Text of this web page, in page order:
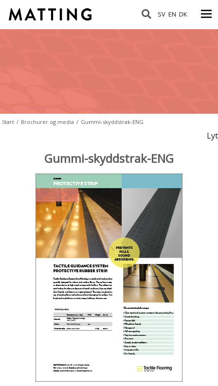
SV EN DK
Start / Brochurer og media / Gummi-skyddstrak-ENG
Lyt
Gummi-skyddstrak-ENG